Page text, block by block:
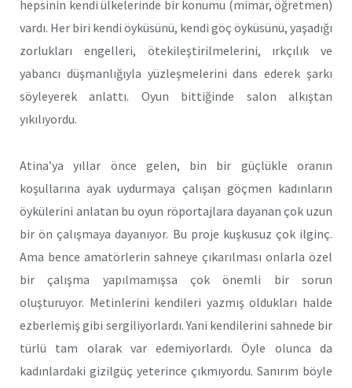
hepsinin kendi ülkelerinde bir konumu (mimar, öğretmen)
vardı. Her biri kendi öyküsünü, kendi göç öyküsünü, yaşadığı
zorlukları engelleri, ötekileştirilmelerini, ırkçılık ve
yabancı düşmanlığıyla yüzleşmelerini dans ederek şarkı
söyleyerek anlattı. Oyun bittiğinde salon alkıştan
yıkılıyordu.
Atina’ya yıllar önce gelen, bin bir güçlükle oranın
koşullarına ayak uydurmaya çalışan göçmen kadınların
öykülerini anlatan bu oyun röportajlara dayanan çok uzun
bir ön çalışmaya dayanıyor. Bu proje kuşkusuz çok ilginç.
Ama bence amatörlerin sahneye çıkarılması onlarla özel
bir çalışma yapılmamışsa çok önemli bir sorun
oluşturuyor. Metinlerini kendileri yazmış oldukları halde
ezberlemiş gibi sergiliyorlardı. Yani kendilerini sahnede bir
türlü tam olarak var edemiyorlardı. Öyle olunca da
kadınlardaki gizilgüç yeterince çıkmıyordu. Sanırım böyle